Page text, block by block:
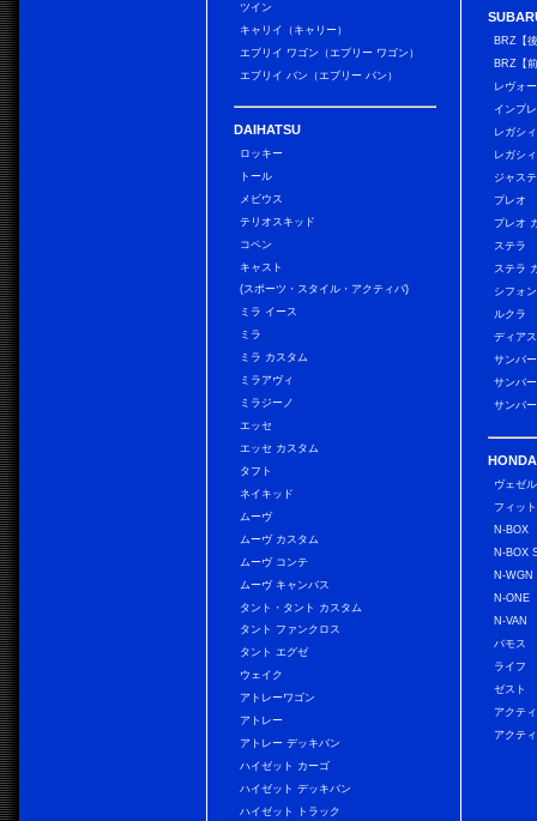
ツイン
キャリイ（キャリー）
エブリイ ワゴン（エブリー ワゴン）
エブリイ バン（エブリー バン）
DAIHATSU
ロッキー
トール
メビウス
テリオスキッド
コペン
キャスト
(スポーツ・スタイル・アクティバ)
ミラ イース
ミラ
ミラ カスタム
ミラアヴィ
ミラジーノ
エッセ
エッセ カスタム
タフト
ネイキッド
ムーヴ
ムーヴ カスタム
ムーヴ コンテ
ムーヴ キャンバス
タント・タント カスタム
タント ファンクロス
タント エグゼ
ウェイク
アトレーワゴン
アトレー
アトレー デッキバン
ハイゼット カーゴ
ハイゼット デッキバン
ハイゼット トラック
BRZ【
BRZ【
レヴォ
インプ
レガシ
レガシ
ジャス
プレオ
プレオ
ステラ
ステラ
シフォ
ルクラ
ディア
サンバ
サンバ
サンバ
HONDA
ヴェゼル
フィット
N-BOX
N-BOX
N-WGN
N-ONE
N-VAN
バモス
ライフ
ゼスト
アクテ
アクテ